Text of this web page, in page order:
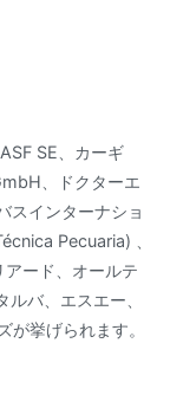
SE、カーギ
、ドクターエ
スインターナショ
Pecuaria) 、
ード、オールテ
バ、エスエー、
挙げられます。